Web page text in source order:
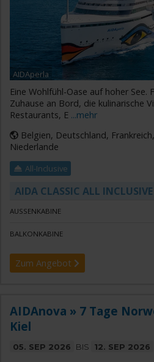
AIDAperla
Eine Wohlfühl-Oase auf hoher See.
Zuhause an Bord, die kulinarische
Restaurants, E ...mehr
Belgien, Deutschland,
Niederlande
All-Inclusive
AIDA CLASSIC ALL INCLUSIVE
AUSSENKABINE
BALKONKABINE
Zum Angebot
AIDAnova » 7 Tage
Kiel
05. SEP 2026 BIS 12. SEP 2026